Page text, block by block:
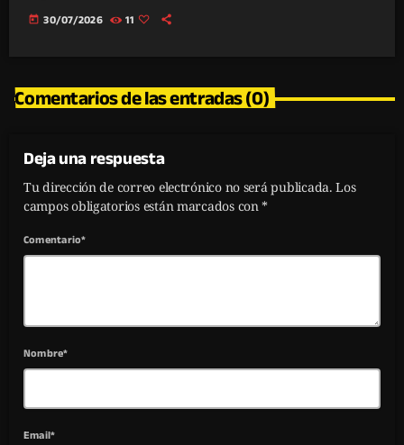
today 30/07/2026 11
Comentarios de las entradas (0)
Deja una respuesta
Tu dirección de correo electrónico no será publicada. Los
campos obligatorios están marcados con *
Comentario*
Nombre*
Email*